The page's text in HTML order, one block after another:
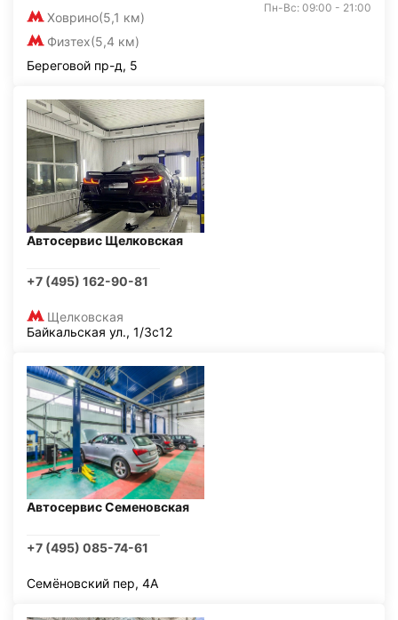
Ховрино(5,1 км)
Физтех(5,4 км)
Пн-Вс: 09:00 - 21:00
Береговой пр-д, 5
Автосервис Щелковская
+7 (495) 162-90-81
Щелковская
Байкальская ул., 1/3с12
Автосервис Семеновская
+7 (495) 085-74-61
Семёновский пер, 4А